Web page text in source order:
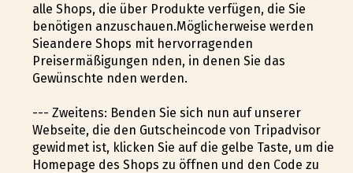
alle Shops, die über Produkte verfügen, die Sie
benötigen anzuschauen.Möglicherweise werden
Sieandere Shops mit hervorragenden
Preisermäßigungen finden, in denen Sie das
Gewünschte finden werden.
--- Zweitens: Befinden Sie sich nun auf unserer
Webseite, die den Gutscheincode von Tripadvisor
gewidmet ist, klicken Sie auf die gelbe Taste, um die
Homepage des Shops zu öffnen und den Code zu